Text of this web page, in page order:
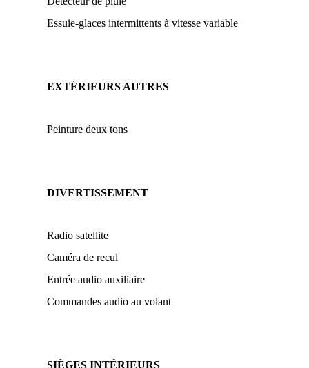
Essuie-glaces intermittents à vitesse variable
EXTÉRIEURS AUTRES
Peinture deux tons
DIVERTISSEMENT
Radio satellite
Caméra de recul
Entrée audio auxiliaire
Commandes audio au volant
SIÈGES INTÉRIEURS